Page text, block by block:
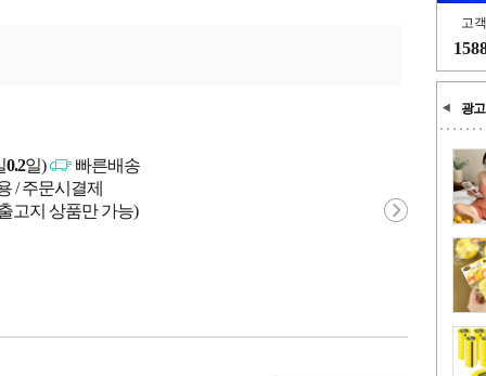
고
광고
0.2일)
빠른배송
/ 주문시결제
고지 상품만 가능)